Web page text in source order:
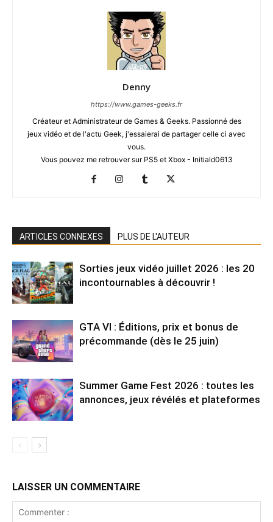
Denny
https://www.games-geeks.fr
Créateur et Administrateur de Games & Geeks. Passionné des
jeux vidéo et de l'actu Geek, j'essaierai de partager celle ci avec
vous.
Vous pouvez me retrouver sur PS5 et Xbox - Initiald0613
ARTICLES CONNEXES PLUS DE L'AUTEUR
Sorties jeux vidéo juillet 2026 : les 20
incontournables à découvrir !
GTA VI : Éditions, prix et bonus de
précommande (dès le 25 juin)
Summer Game Fest 2026 : toutes les
annonces, jeux révélés et plateformes
LAISSER UN COMMENTAIRE